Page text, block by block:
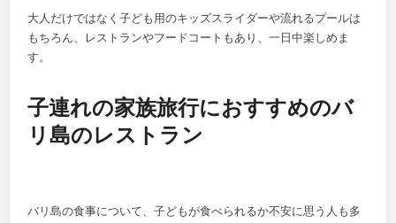
大人だけではなく子ども用のキッズスライダーや流れるプールは
もちろん、レストランやフードコートもあり、一日中楽しめま
す。
子連れの家族旅行におすすめのバ
リ島のレストラン
バリ島の食事について、子どもが食べられるか不安に思う人も多